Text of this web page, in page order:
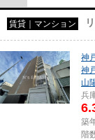
賃貸｜マンション
神
神
山
兵
築
階